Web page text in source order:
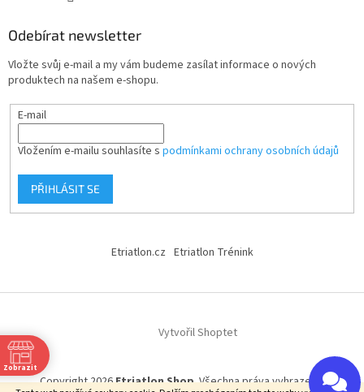
Odebírat newsletter
Vložte svůj e-mail a my vám budeme zasílat informace o nových
produktech na našem e-shopu.
E-mail
Vložením e-mailu souhlasíte s podmínkami ochrany osobních údajů
PŘIHLÁSIT SE
Etriatlon.cz Etriatlon Trénink
Vytvořil Shoptet
Copyright 2026Etriatlon Shop. Všechna práva vyhrazena.
Zobrazit